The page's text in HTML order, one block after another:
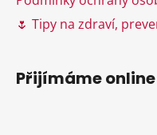
🌷 Tipy na zdraví,
Přijímáme